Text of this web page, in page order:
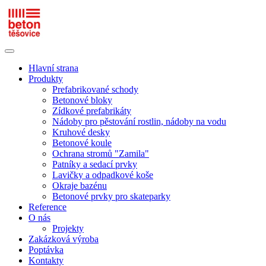
Hlavní strana
Produkty
Prefabrikované schody
Betonové bloky
Zídkové prefabrikáty
Nádoby pro pěstování rostlin, nádoby na vodu
Kruhové desky
Betonové koule
Ochrana stromů "Zamila"
Patníky a sedací prvky
Lavičky a odpadkové koše
Okraje bazénu
Betonové prvky pro skateparky
Reference
O nás
Projekty
Zakázková výroba
Poptávka
Kontakty